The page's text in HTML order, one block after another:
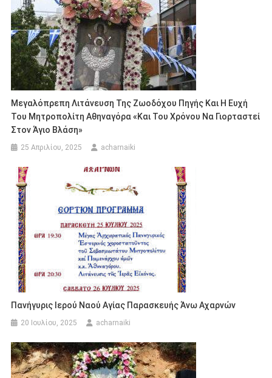
Μεγαλόπρεπη Λιτάνευση Της Ζωοδόχου Πηγής Και Η Ευχή
Του Μητροπολίτη Αθηναγόρα «και Του Χρόνου Να Γιορταστεί
Στον Άγιο Βλάση»
25 Απριλίου, 2025 acharnaiki
Πανήγυρις Ιερού Ναού Αγίας Παρασκευής Άνω Αχαρνών
20 Ιουλίου, 2025 acharnaiki